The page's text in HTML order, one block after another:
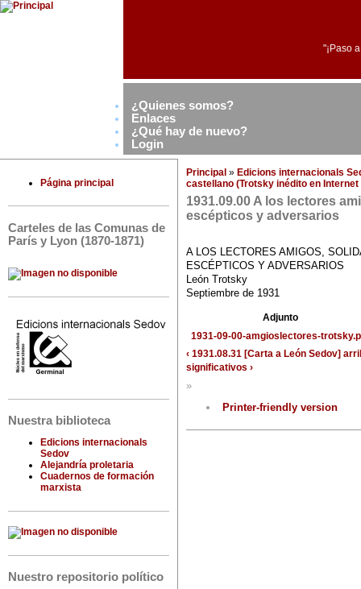
"¡Paso
¿Quienes somos?
Enlaces
¿Qué hay de nuevo?
Login
Página principal
Carteles de las Comunas de
París y Lyon (1870-1871)
Nuestra biblioteca
Edicions internacionals
Sedov
Alejandría proletaria
Cuadernos de formación
marxista
Nuestro repositorio político
Principal » Edicions internacionals
castellano (Trotsky inédito en
1931.09.00 A los lectores
escépticos y adversarios
A LOS LECTORES AMIGOS,
ESCÉPTICOS Y ADVERSARIOS
León Trotsky
Septiembre de 1931
Adjunto
1931-09-00-amgioslectores-
‹ 1931.08.31 [Carta a León Sedov]
significativos ›
»
Printer-friendly version